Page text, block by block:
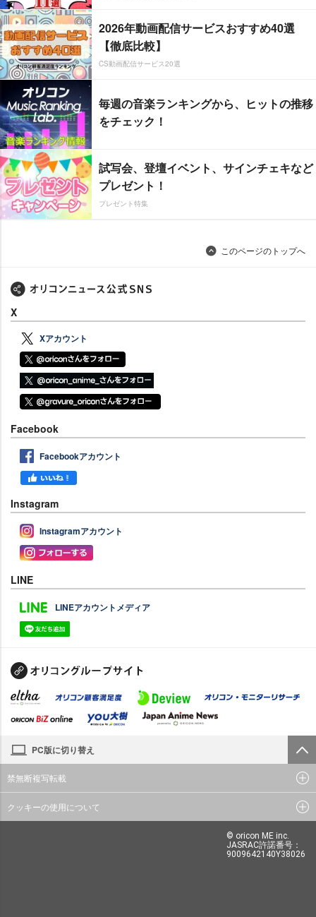
2026年動画配信サービスおすすめ40選
【徹底比較】
CS動画配信サービス20選
毎週の音楽ランキングから、ヒットの推移
をチェック！
試写会、登壇イベント、サインチェキなど
プレゼント！
プレゼント特集
このページのトップへ
X
Xアカウント
Facebook
Facebookアカウント
Instagram
Instagramアカウント
LINE
LINEアカウントメディア
PC版に切り替え
禁無断複写転載
クッキーの使用について
© oricon ME inc.
JASRAC許諾番号：
9009642140Y38026